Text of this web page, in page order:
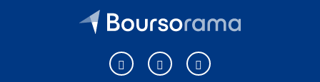
Boursorama sur Facebook
Boursorama sur XBoursorama sur